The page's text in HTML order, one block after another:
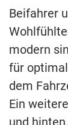
Beifahrer
modern
für
dem
Ein